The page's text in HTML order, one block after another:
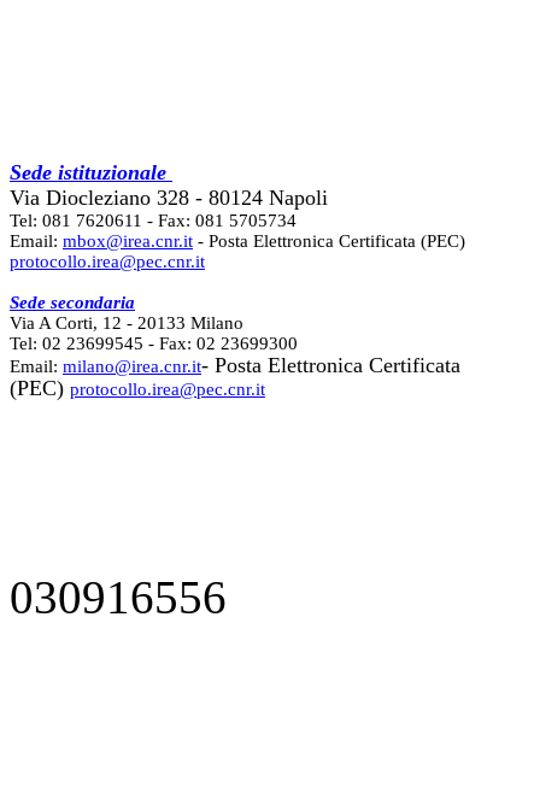
Sede istituzionale
Via Diocleziano 328 - 80124 Napoli
Tel: 081 7620611 - Fax: 081 5705734
Email: mbox@irea.cnr.it - Posta Elettronica Certificata (PEC)
protocollo.irea@pec.cnr.it
Sede secondaria
Via A Corti, 12 - 20133 Milano
Tel: 02 23699545 - Fax: 02 23699300
Email: milano@irea.cnr.it- Posta Elettronica Certificata
(PEC) protocollo.irea@pec.cnr.it
030916556